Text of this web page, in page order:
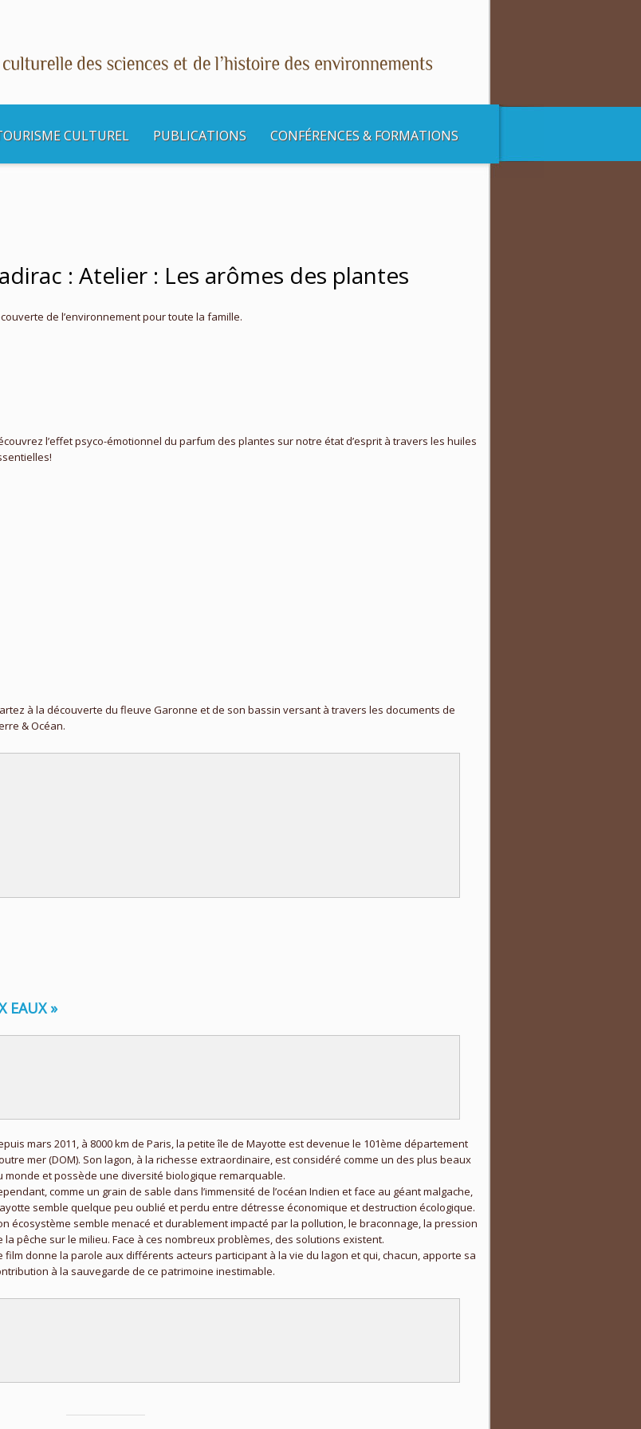
CULTUREL PUBLICATIONS CONFÉRENCES & FORMATIONS
: Atelier : Les arômes des plantes
de l’environnement pour toute la famille.
l’effet psyco-émotionnel du parfum des plantes sur notre état d’esprit à travers les huiles
à la découverte du fleuve Garonne et de son bassin versant à travers les documents de
& Océan.
EAUX »
mars 2011, à 8000 km de Paris, la petite île de Mayotte est devenue le 101ème département
mer (DOM). Son lagon, à la richesse extraordinaire, est considéré comme un des plus beaux
monde et possède une diversité biologique remarquable.
comme un grain de sable dans l’immensité de l’océan Indien et face au géant malgache,
semble quelque peu oublié et perdu entre détresse économique et destruction écologique.
écosystème semble menacé et durablement impacté par la pollution, le braconnage, la pression
la pêche sur le milieu. Face à ces nombreux problèmes, des solutions existent.
film donne la parole aux différents acteurs participant à la vie du lagon et qui, chacun, apporte sa
à la sauvegarde de ce patrimoine inestimable.